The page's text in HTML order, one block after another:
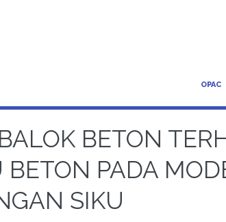
OPAC
BETON
PADA
SIKU